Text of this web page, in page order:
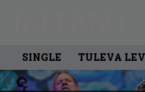
SINGLE TULEVA